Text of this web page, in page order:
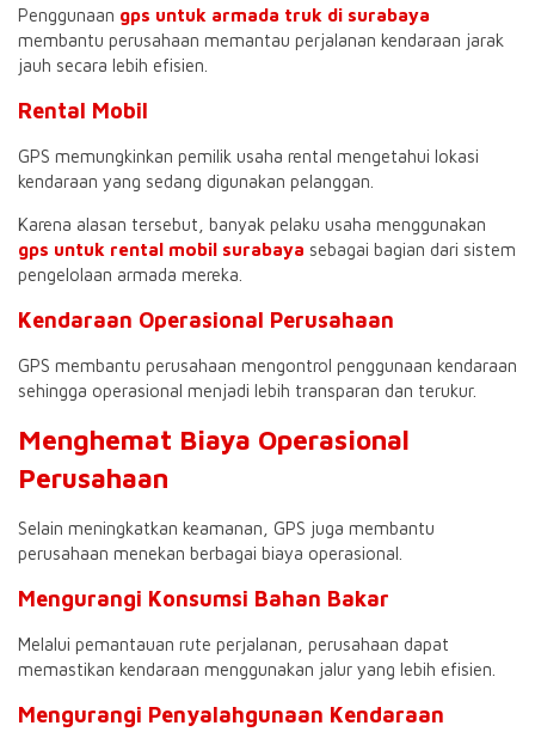
Penggunaan gps untuk armada truk di surabaya
membantu perusahaan memantau perjalanan kendaraan jarak
jauh secara lebih efisien.
Rental Mobil
GPS memungkinkan pemilik usaha rental mengetahui lokasi
kendaraan yang sedang digunakan pelanggan.
Karena alasan tersebut, banyak pelaku usaha menggunakan
gps untuk rental mobil surabaya sebagai bagian dari sistem
pengelolaan armada mereka.
Kendaraan Operasional Perusahaan
GPS membantu perusahaan mengontrol penggunaan kendaraan
sehingga operasional menjadi lebih transparan dan terukur.
Menghemat Biaya Operasional
Perusahaan
Selain meningkatkan keamanan, GPS juga membantu
perusahaan menekan berbagai biaya operasional.
Mengurangi Konsumsi Bahan Bakar
Melalui pemantauan rute perjalanan, perusahaan dapat
memastikan kendaraan menggunakan jalur yang lebih efisien.
Mengurangi Penyalahgunaan Kendaraan